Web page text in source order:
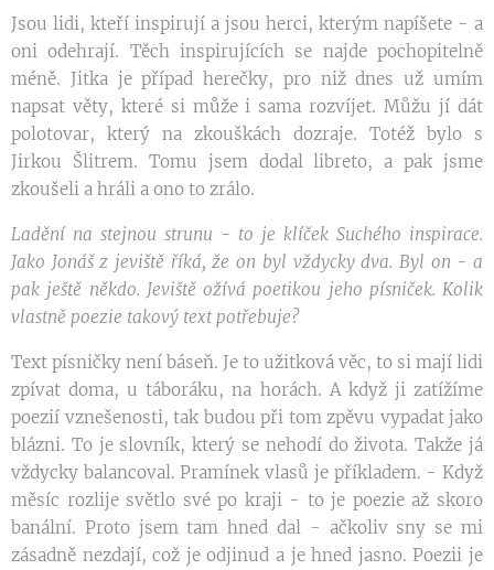
Jsou lidi, kteří inspirují a jsou herci, kterým napíšete - a
oni odehrají. Těch inspirujících se najde pochopitelně
méně. Jitka je případ herečky, pro niž dnes už umím
napsat věty, které si může i sama rozvíjet. Můžu jí dát
polotovar, který na zkouškách dozraje. Totéž bylo s
Jirkou Šlitrem. Tomu jsem dodal libreto, a pak jsme
zkoušeli a hráli a ono to zrálo.
Ladění na stejnou strunu - to je klíček Suchého inspirace.
Jako Jonáš z jeviště říká, že on byl vždycky dva. Byl on - a
pak ještě někdo. Jeviště ožívá poetikou jeho písniček. Kolik
vlastně poezie takový text potřebuje?
Text písničky není báseň. Je to užitková věc, to si mají lidi
zpívat doma, u táboráku, na horách. A když ji zatížíme
poezií vznešenosti, tak budou při tom zpěvu vypadat jako
blázni. To je slovník, který se nehodí do života. Takže já
vždycky balancoval. Pramínek vlasů je příkladem. - Když
měsíc rozlije světlo své po kraji - to je poezie až skoro
banální. Proto jsem tam hned dal - ačkoliv sny se mi
zásadně nezdají, což je odjinud a je hned jasno. Poezii je